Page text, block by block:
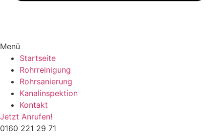
Menü
Startseite
Rohrreinigung
Rohrsanierung
Kanalinspektion
Kontakt
Jetzt Anrufen!
0160 221 29 71